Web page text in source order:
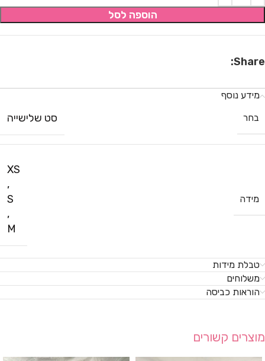
הוספה לסל
Share:
מידע נוסף
בחר
סט שלישייה
מידה
XS
,
S
,
M
טבלת מידות
משלוחים
הוראות כביסה
מוצרים קשורים